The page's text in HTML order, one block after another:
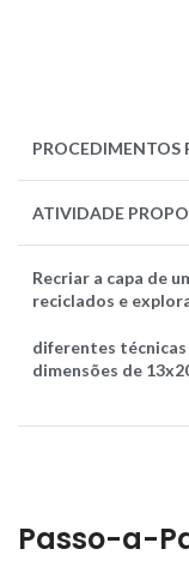
PROCEDIMENTOS
ATIVIDADE
Recriar a capa de
reciclados e
diferentes técnicas
dimensões de
Passo-a-